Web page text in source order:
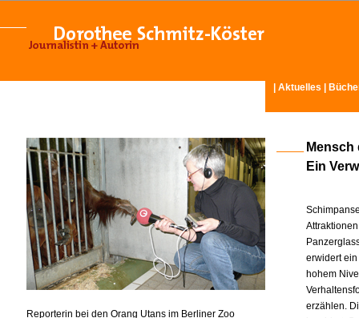
Aktuelles
Reporterin bei den Orang Utans im Berliner Zoo
Mensch
Ein
erwidert
hohem
erzählen.